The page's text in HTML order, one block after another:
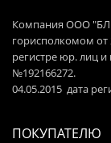
Компания ООО
горисполкомом от
регистре юр. лиц
№192166272.
04.05.2015 дата
ПОКУПАТЕЛЮ